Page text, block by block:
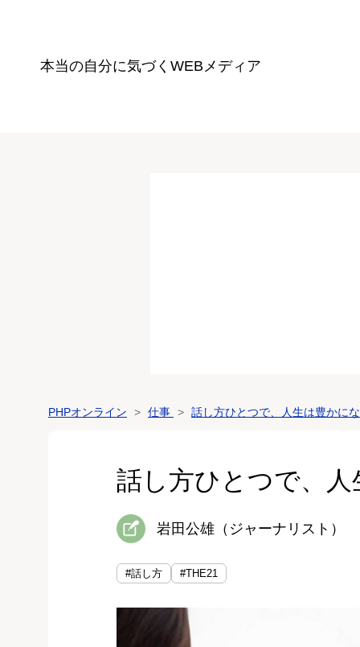
本当の自分に気づく WEBメディア
PHPオンライン 仕事 話し方ひとつで、人生は豊かに
話し方ひとつで、
岩田公雄（ジャーナリスト）
#話し方 #THE21